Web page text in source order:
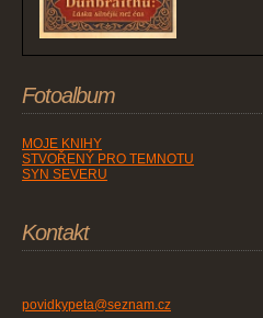
Fotoalbum
MOJE KNIHY
STVOŘENÝ PRO TEMNOTU
SYN SEVERU
Kontakt
povidkypeta@seznam.cz